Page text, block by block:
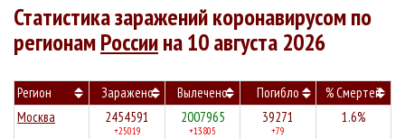
Статистика заражений коронавирусом по
регионамРоссиина 10 августа 2026
Регион Заражено Вылечено Погибло
% Смертей
Москва
2454591
+25019
2007965
+13805
39271
+79
1.6%